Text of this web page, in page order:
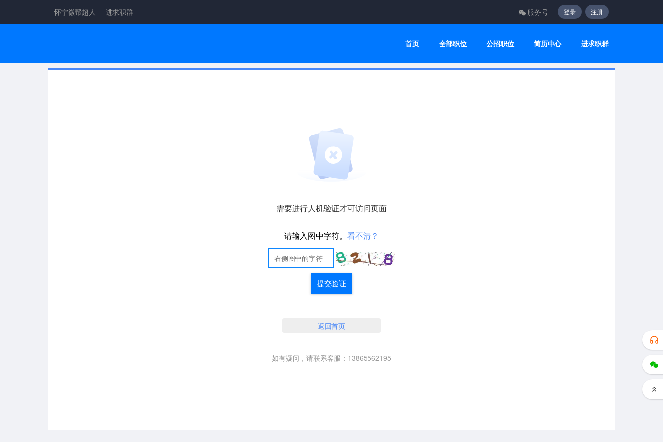
怀宁微帮超人 进求职群 服务号 登录 注册
首页 全部职位 公招职位 简历中心 进求职群
需要进行人机验证才可访问页面
请输入图中字符。 看不清？
提交验证
返回首页
如有疑问，请联系客服：13865562195